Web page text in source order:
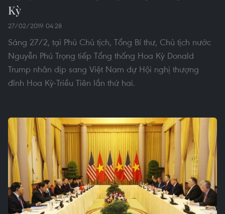
Kỳ
27/02/2019 04:28
Sáng 27/2, tại Phủ Chủ tịch, Tổng Bí thư, Chủ tịch nước
Nguyễn Phú Trọng tiếp Tổng thống Hoa Kỳ Donald
Trump nhân dịp sang Việt Nam dự Hội nghị thượng
đỉnh Hoa Kỳ-Triều Tiên lần thứ hai.